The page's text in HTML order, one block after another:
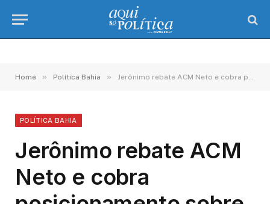
Home » Política Bahia » Jerônimo rebate ACM Neto e cobra posicionamento sobre tarifa de Trump: “Estão muito tímidos”
POLÍTICA BAHIA
Jerônimo rebate ACM
Neto e cobra